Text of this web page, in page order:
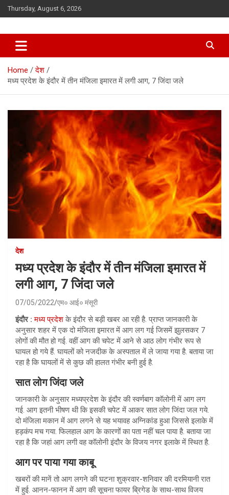
Skip
to
Thursday, August 6, 2026
Home
देश
मध्‍य प्रदेश के इंदौर में तीन मंजिला इमारत में लगी आग, 7 जिंदा जले
देश
मध्‍य प्रदेश के इंदौर में तीन मंजिला इमारत में
लगी आग, 7 जिंदा जले
07/05/2022 एम० आई० मंसूरी
इंदौर : मध्‍य प्रदेशके इंदौर से बड़ी खबर आ रही है. प्राप्त जानकारी के
अनुसार शहर में एक दो मंजिला इमारत में आग लग गई जिसमें झुलसकर 7
लोगों की मौत हो गई. वहीं आग की चपेट में आने से आठ लोग गंभीर रूप से
घायल हो गये हैं. घायलों को नजदीक के अस्‍पताल में ले जाया गया है. बताया जा
रहा है कि घायलों में से कुछ की हालत गंभीर बनी हुई है.
सात लोग जिंदा जले
जानकारी के अनुसार मध्यप्रदेश के इंदौर की स्वर्णबाग कॉलोनी में आग लग
गई. आग इतनी भीषण थी कि इसकी चपेट में आकर सात लोग जिंदा जल गये.
दो मंजिला मकान में आग लगने से यह भयावह अग्निकांड हुआ जिससे इलाके में
हड़कंप मच गया. फिलहाल आग के कारणों का पता नहीं चल पाया है. बताया जा
रहा है कि जहां आग लगी वह कॉलोनी इंदौर के विजय नगर इलाके में स्थित है.
आग पर पाया गया काबू
खबरों की मानें तो आग लगने की घटना शुक्रवार-शनिवार की दरमियानी रात
में हुई. आनन-फानन में आग की सूचना फायर ब्रिगेड के साथ-साथ विजय